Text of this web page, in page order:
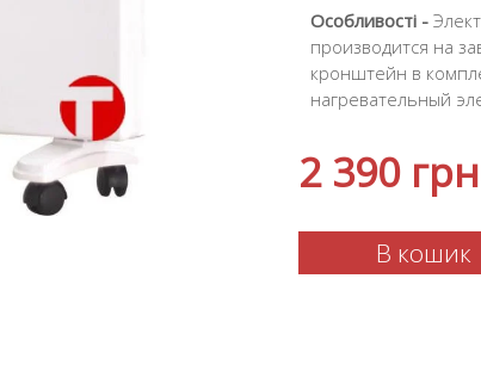
Особливості -
производится на
кронштейн в
нагревательный
2 390
В кошик